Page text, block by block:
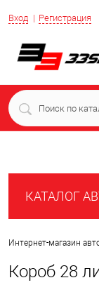
Вход Регистрация
КАТАЛОГ
Интернет-магазин
Короб 28